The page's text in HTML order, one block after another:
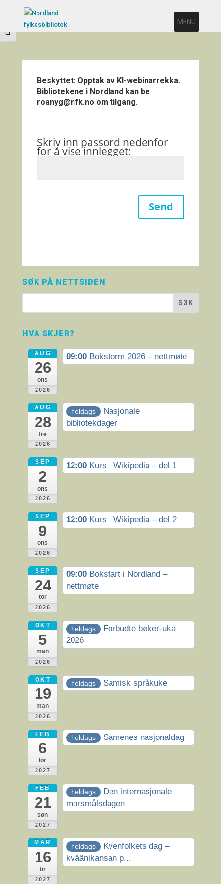
Veksle høykontrast
Veksle skriftstørrelse
MENU
Beskyttet: Opptak av KI-webinarrekka.
Bibliotekene i Nordland kan be
roanyg@nfk.no om tilgang.
Skriv inn passord nedenfor
for å vise innlegget:
Send
SØK PÅ NETTSIDEN
HVA SKJER?
AUG
26
ons
2026
09:00 Bokstorm 2026 – nettmøte
AUG
28
fre
2026
heldags
Nasjonale
bibliotekdager
SEP
2
ons
2026
12:00 Kurs i Wikipedia – del 1
SEP
9
ons
2026
12:00 Kurs i Wikipedia – del 2
SEP
24
tor
2026
09:00 Bokstart i Nordland –
nettmøte
OKT
5
man
2026
heldags
Forbudte bøker-uka
2026
OKT
19
man
2026
heldags Samisk språkuke
FEB
6
lør
2027
heldags Samenes nasjonaldag
FEB
21
søn
2027
heldags
Den internasjonale
morsmålsdagen
MAR
16
tir
2027
heldags
Kvenfolkets dag –
kväänikansan p...